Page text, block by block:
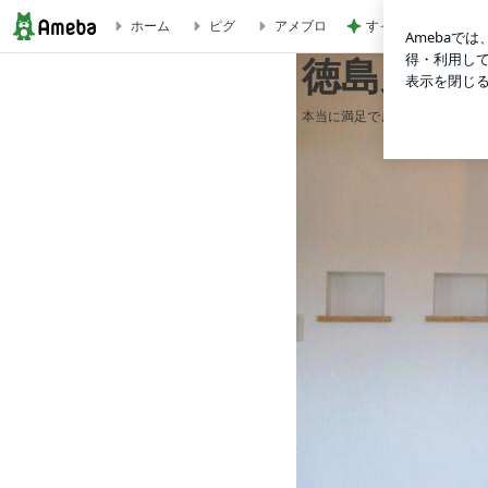
K邸 藍住町住吉｜徳島県で家を建てるならサーロジック
ホーム ピグ アメブロ すっごい濃厚なタロ
徳島県で
本当に満足できる家を創りた